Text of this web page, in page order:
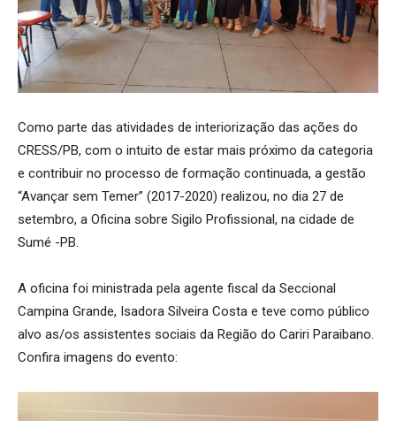
Como parte das atividades de interiorização das ações do
CRESS/PB, com o intuito de estar mais próximo da categoria
e contribuir no processo de formação continuada, a gestão
“Avançar sem Temer” (2017-2020) realizou, no dia 27 de
setembro, a Oficina sobre Sigilo Profissional, na cidade de
Sumé -PB.
A oficina foi ministrada pela agente fiscal da Seccional
Campina Grande, Isadora Silveira Costa e teve como público
alvo as/os assistentes sociais da Região do Cariri Paraibano.
Confira imagens do evento: